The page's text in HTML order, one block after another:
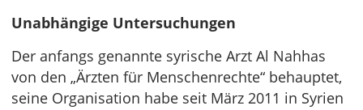
Unabhängige Untersuchungen
Der anfangs genannte syrische Arzt Al Nahhas
von den „Ärzten für Menschenrechte“ behauptet,
seine Organisation habe seit März 2011 in Syrien